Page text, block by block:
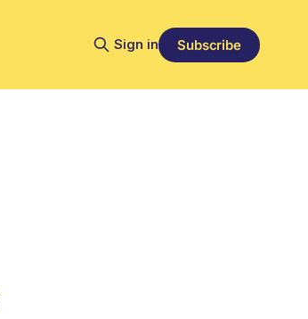
Sign in Subscribe